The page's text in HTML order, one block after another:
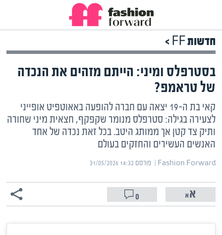
חדשות FF >
בסטרפלס ומיני: הייתם מזהים את הנכדה
של טראמפ?
קאי בת ה-19 יצאה עם חברה להופעה באאוטפיט אופייני
לצעירה בגילה: סטרפלס מנומר שקפקף, חצאית מיני שחורה
ותיק צד קטן אך ממותג היטב. בכל זאת נכדה של אחד
האנשים העשירים והחזקים בעולם
Fashion Forward | ‏ פורסם ‎31/05/2026 14:32
0